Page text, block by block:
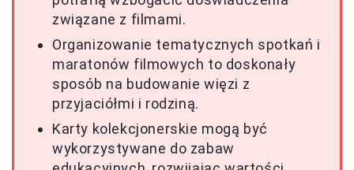
związane z filmami.
Organizowanie tematycznych spotkań i
maratonów filmowych to doskonały
sposób na budowanie więzi z
przyjaciółmi i rodziną.
Karty kolekcjonerskie mogą być
wykorzystywane do zabaw